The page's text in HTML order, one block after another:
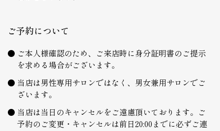
ご予約について
ご本人様確認のため、ご来店時に身分証明書のご提示
を求める場合がございます。
当店は男性専用サロンではなく、男女兼用サロンでご
ざいます。
当店は当日のキャンセルをご遠慮頂いております。ご
予約のご変更・キャンセルは前日20:00までに必ずご連